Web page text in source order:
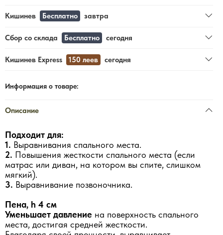
Кишинев Бесплатно завтра
Сбор со склада Бесплатно сегодня
Кишинев Express 150 леев сегодня
Информация о товаре:
Описание
Подходит для:
1. Выравнивания спального места.
2. Повышения жесткости спального места (если
матрас или диван, на котором вы спите, слишком
мягкий).
3. Выравнивание позвоночника.
Пена, h 4 см
Уменьшает давление на поверхность спального
места, достигая средней жесткости.